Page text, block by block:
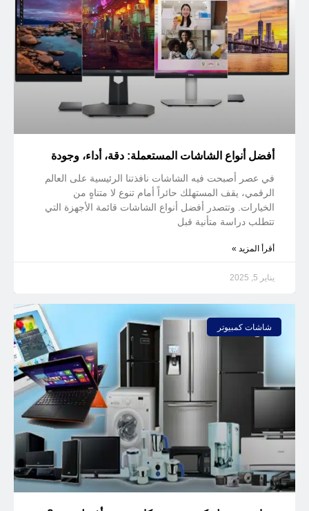
أفضل أنواع الشاشات المستعملة: دقة، أداء، وجودة
في عصر أصبحت فيه الشاشات نافذتنا الرئيسية على العالم
الرقمي، يقف المستهلك حائراً أمام تنوع لا متناهٍ من
الخيارات. وتتصدر أفضل أنواع الشاشات قائمة الأجهزة التي
تتطلب دراسة متأنية قبل
أقرأ المزيد »
يناير 5, 2025
شاشات كمبيوتر